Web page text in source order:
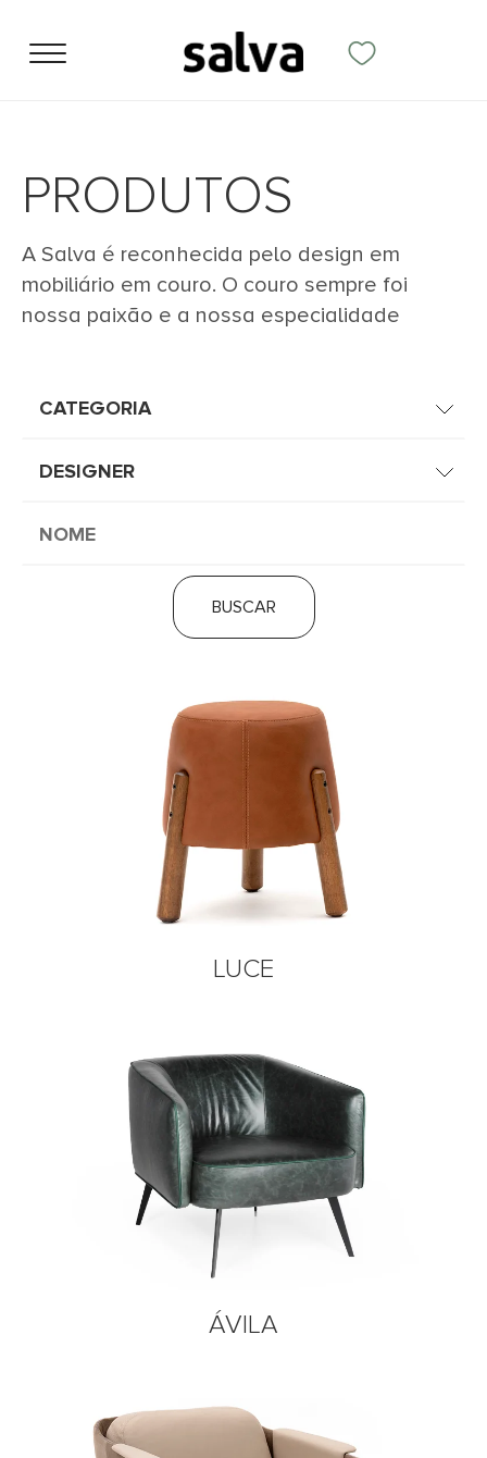
PRODUTOS
A Salva é reconhecida pelo design em
mobiliário em couro. O couro sempre foi
nossa paixão e a nossa especialidade
BUSCAR
LUCE
ÁVILA